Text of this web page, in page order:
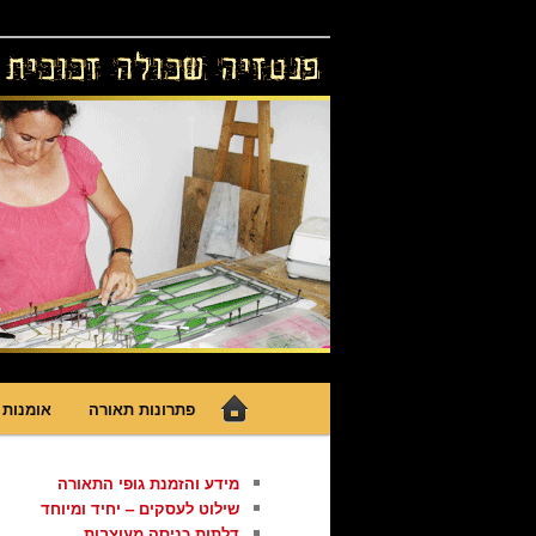
פנטזיה –
גופי תאורה אומנותיים בעבודת
פתרונות תאורה
מידע והזמנת גופי התאורה
שילוט לעסקים – יחיד ומיוחד